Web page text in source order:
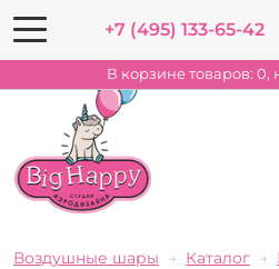
+7 (495) 133-65-42
В корзине товаров: 0,
Воздушные шары Каталог